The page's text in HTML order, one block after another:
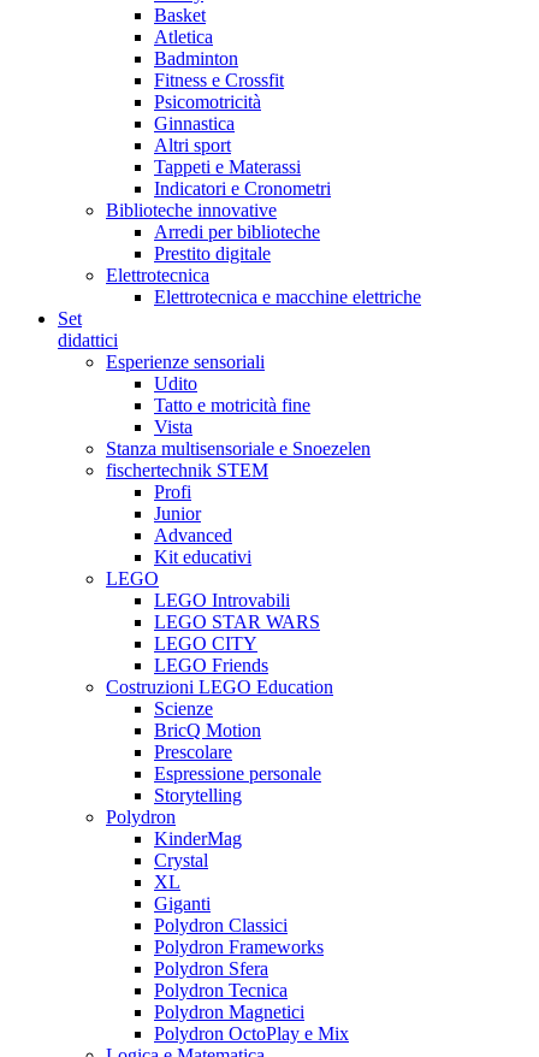
Basket
Atletica
Badminton
Fitness e Crossfit
Psicomotricità
Ginnastica
Altri sport
Tappeti e Materassi
Indicatori e Cronometri
Biblioteche innovative
Arredi per biblioteche
Prestito digitale
Elettrotecnica
Elettrotecnica e macchine elettriche
Set
didattici
Esperienze sensoriali
Udito
Tatto e motricità fine
Vista
Stanza multisensoriale e Snoezelen
fischertechnik STEM
Profi
Junior
Advanced
Kit educativi
LEGO
LEGO Introvabili
LEGO STAR WARS
LEGO CITY
LEGO Friends
Costruzioni LEGO Education
Scienze
BricQ Motion
Prescolare
Espressione personale
Storytelling
Polydron
KinderMag
Crystal
XL
Giganti
Polydron Classici
Polydron Frameworks
Polydron Sfera
Polydron Tecnica
Polydron Magnetici
Polydron OctoPlay e Mix